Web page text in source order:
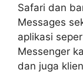
Safari dan
Messages
aplikasi
Messenger
dan juga